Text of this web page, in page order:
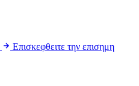
Επισκεφθειτε την επισημη